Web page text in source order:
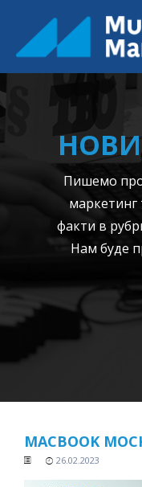
Пишемо про
маркетинг
факти в
Нам буде
MACBOOK
26.02.2023